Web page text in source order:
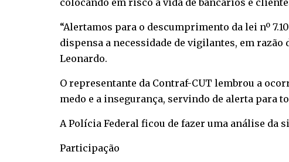
colocando em risco a vida de bancários e
“Alertamos para o descumprimento da lei nº
dispensa a necessidade de vigilantes, em razão
Leonardo.
O representante da Contraf-CUT lembrou a
medo e a insegurança, servindo de alerta para
A Polícia Federal ficou de fazer uma análise da
Participação